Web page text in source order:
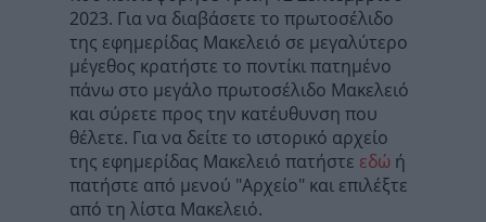
2023. Για να διαβάσετε το πρωτοσέλιδο
της εφημερίδας Μακελειό σε μεγαλύτερο
μέγεθος κρατήστε το ποντίκι πατημένο
πάνω στο μεγάλο πρωτοσέλιδο Μακελειό
και σύρετε προς την κατέυθυνση που
θέλετε. Για να δείτε το ιστορικό αρχείο
της εφημερίδας Μακελειό πατήστε εδώ ή
πατήστε από μενού "Αρχείο" και επιλέξτε
από τη λίστα Μακελειό.